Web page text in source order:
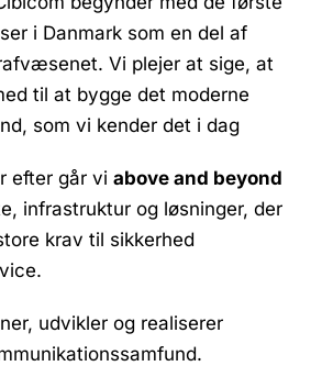
i Danmark som en del af
Vi plejer at sige, at
til at bygge det moderne
som vi kender det i dag
efter går viabove and beyond
infrastruktur og løsninger, der
krav til sikkerhed
udvikler og realiserer